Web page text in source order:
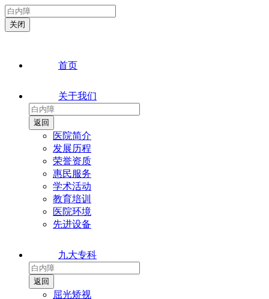
首页
关于我们
医院简介
发展历程
荣誉资质
惠民服务
学术活动
教育培训
医院环境
先进设备
九大专科
屈光矫视